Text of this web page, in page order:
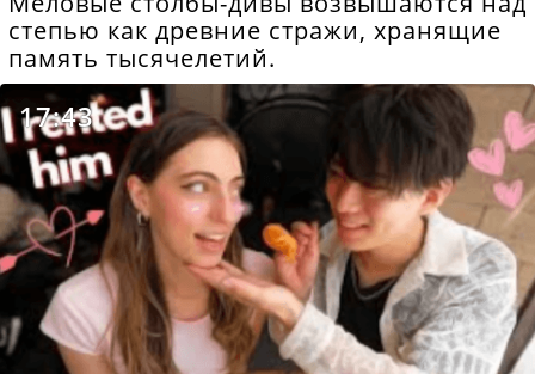
степью как древние стражи, хранящие
память тысячелетий.
17:43